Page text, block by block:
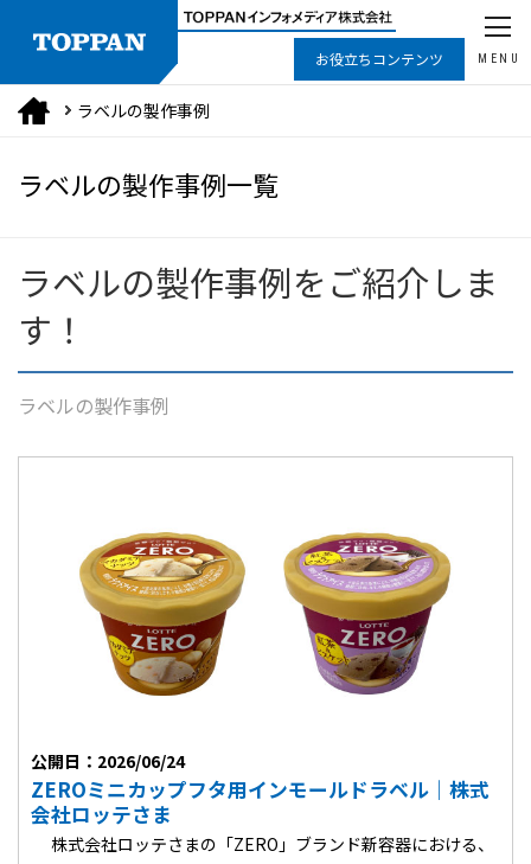
お役立ちコンテンツ MENU
ラベルの製作事例
ラベルの製作事例一覧
ラベルの製作事例をご紹介しま
す！
ラベルの製作事例
公開日：2026/06/24
ZEROミニカップフタ用インモールドラベル｜株式
会社ロッテさま
株式会社ロッテさまの「ZERO」ブランド新容器における、